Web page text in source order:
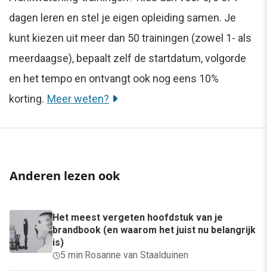
dagen leren en stel je eigen opleiding samen. Je
kunt kiezen uit meer dan 50 trainingen (zowel 1- als
meerdaagse), bepaalt zelf de startdatum, volgorde
en het tempo en ontvangt ook nog eens 10%
korting. Meer weten?
Anderen lezen ook
Het meest vergeten hoofdstuk van je
brandbook (en waarom het juist nu belangrijk
is)
5 min· Rosanne van Staalduinen